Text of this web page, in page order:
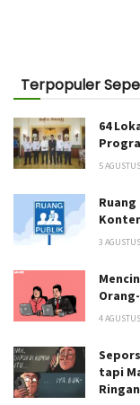
Terpopuler
64
5
3
4
tapi